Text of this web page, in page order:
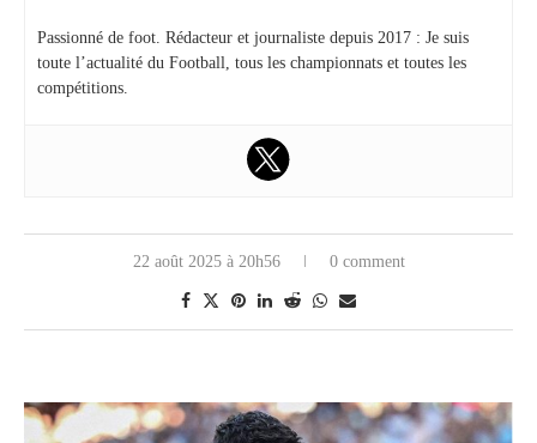
Passionné de foot. Rédacteur et journaliste depuis 2017 : Je suis
toute l’actualité du Football, tous les championnats et toutes les
compétitions.
22 août 2025 à 20h56 0 comment